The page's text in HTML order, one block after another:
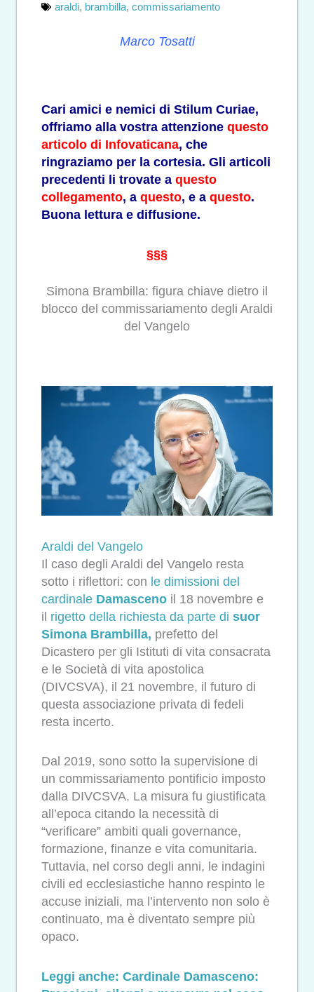
araldi, brambilla, commissariamento
Marco Tosatti
Cari amici e nemici di Stilum Curiae,
offriamo alla vostra attenzione questo
articolo di Infovaticana, che
ringraziamo per la cortesia. Gli articoli
precedenti li trovate a questo
collegamento, a questo, e a questo.
Buona lettura e diffusione.
§§§
Simona Brambilla: figura chiave dietro il
blocco del commissariamento degli Araldi
del Vangelo
Araldi del Vangelo
Il caso degli Araldi del Vangelo resta
sotto i riflettori: con le dimissioni del
cardinale Damasceno il 18 novembre e
il rigetto della richiesta da parte di suor
Simona Brambilla, prefetto del
Dicastero per gli Istituti di vita consacrata
e le Società di vita apostolica
(DIVCSVA), il 21 novembre, il futuro di
questa associazione privata di fedeli
resta incerto.
Dal 2019, sono sotto la supervisione di
un commissariamento pontificio imposto
dalla DIVCSVA. La misura fu giustificata
all’epoca citando la necessità di
“verificare” ambiti quali governance,
formazione, finanze e vita comunitaria.
Tuttavia, nel corso degli anni, le indagini
civili ed ecclesiastiche hanno respinto le
accuse iniziali, ma l’intervento non solo è
continuato, ma è diventato sempre più
opaco.
Leggi anche: Cardinale Damasceno: